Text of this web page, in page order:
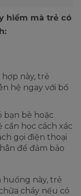
hiểm mà trẻ có
này, trẻ
hệ ngay với bố
bạn bè hoặc
cần học cách xác
gọi điện thoại
để đảm bảo
này, trẻ
cháy nếu có